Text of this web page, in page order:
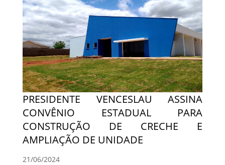
PRESIDENTE VENCESLAU ASSINA
CONVÊNIO ESTADUAL PARA
CONSTRUÇÃO DE CRECHE E
AMPLIAÇÃO DE UNIDADE
21/06/2024